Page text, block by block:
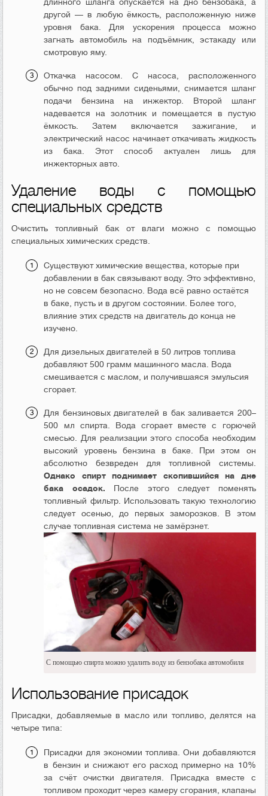
другой — в любую ёмкость, расположенную ниже
уровня бака. Для ускорения процесса можно
загнать автомобиль на подъёмник, эстакаду или
смотровую яму.
Откачка насосом. С насоса, расположенного
обычно под задними сиденьями, снимается шланг
подачи бензина на инжектор. Второй шланг
надевается на золотник и помещается в пустую
ёмкость. Затем включается зажигание, и
электрический насос начинает откачивать жидкость
из бака. Этот способ актуален лишь для
инжекторных авто.
Удаление воды с помощью
специальных средств
Очистить топливный бак от влаги можно с помощью
специальных химических средств.
Существуют химические вещества, которые при
добавлении в бак связывают воду. Это эффективно,
но не совсем безопасно. Вода всё равно остаётся
в баке, пусть и в другом состоянии. Более того,
влияние этих средств на двигатель до конца не
изучено.
Для дизельных двигателей в 50 литров топлива
добавляют 500 грамм машинного масла. Вода
смешивается с маслом, и получившаяся эмульсия
сгорает.
Для бензиновых двигателей в бак заливается 200–
500 мл спирта. Вода сгорает вместе с горючей
смесью. Для реализации этого способа необходим
высокий уровень бензина в баке. При этом он
абсолютно безвреден для топливной системы.
Однако спирт поднимает скопившийся на дне
бака осадок. После этого следует поменять
топливный фильтр. Использовать такую технологию
следует осенью, до первых заморозков. В этом
случае топливная система не замёрзнет.
С помощью спирта можно удалить воду из бензобака автомобиля
Использование присадок
Присадки, добавляемые в масло или топливо, делятся на
четыре типа:
Присадки для экономии топлива. Они добавляются
в бензин и снижают его расход примерно на 10%
за счёт очистки двигателя. Присадка вместе с
топливом проходит через камеру сгорания, клапаны